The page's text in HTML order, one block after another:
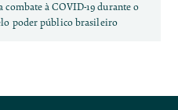
combate à COVID-19 durante o
poder público brasileiro